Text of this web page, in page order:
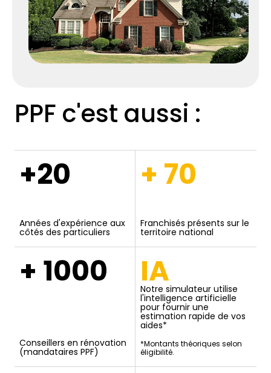
PPF c'est aussi :
+20
Années d'expérience aux
côtés des particuliers
+ 70
Franchisés présents sur le
territoire national
+ 1000
Conseillers en rénovation
(mandataires PPF)
IA
Notre simulateur utilise
l'intelligence artificielle
pour fournir une
estimation rapide de vos
aides*
*Montants théoriques selon
éligibilité.